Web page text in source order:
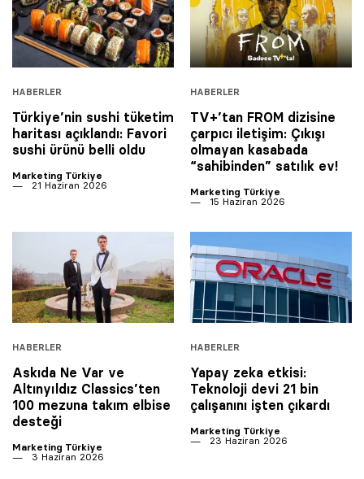
HABERLER
Türkiye’nin sushi tüketim
haritası açıklandı: Favori
sushi ürünü belli oldu
Marketing Türkiye
21 Haziran 2026
HABERLER
TV+’tan FROM dizisine
çarpıcı iletişim: Çıkışı
olmayan kasabada
“sahibinden” satılık ev!
Marketing Türkiye
15 Haziran 2026
HABERLER
Askıda Ne Var ve
Altınyıldız Classics’ten
100 mezuna takım elbise
desteği
Marketing Türkiye
3 Haziran 2026
HABERLER
Yapay zeka etkisi:
Teknoloji devi 21 bin
çalışanını işten çıkardı
Marketing Türkiye
23 Haziran 2026